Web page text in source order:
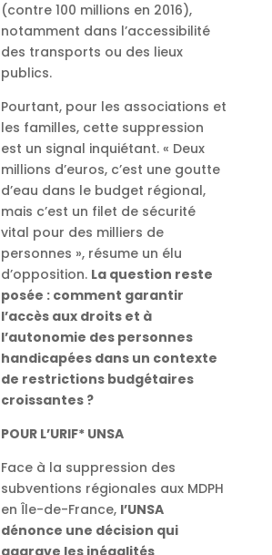
(contre 100 millions en 2016),
notamment dans l’accessibilité
des transports ou des lieux
publics.
Pourtant, pour les associations et
les familles, cette suppression
est un signal inquiétant. « Deux
millions d’euros, c’est une goutte
d’eau dans le budget régional,
mais c’est un filet de sécurité
vital pour des milliers de
personnes », résume un élu
d’opposition. La question reste
posée : comment garantir
l’accès aux droits et à
l’autonomie des personnes
handicapées dans un contexte
de restrictions budgétaires
croissantes ?
POUR L’URIF* UNSA
Face à la suppression des
subventions régionales aux MDPH
en Île-de-France, l’UNSA
dénonce une décision qui